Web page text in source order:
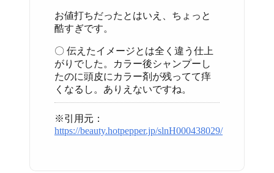
お値打ちだったとはいえ、ちょっと
酷すぎです。
〇 伝えたイメージとは全く違う仕上
がりでした。カラー後シャンプーし
たのに頭皮にカラー剤が残ってて痒
くなるし。ありえないですね。
※引用元：
https://beauty.hotpepper.jp/slnH000438029/